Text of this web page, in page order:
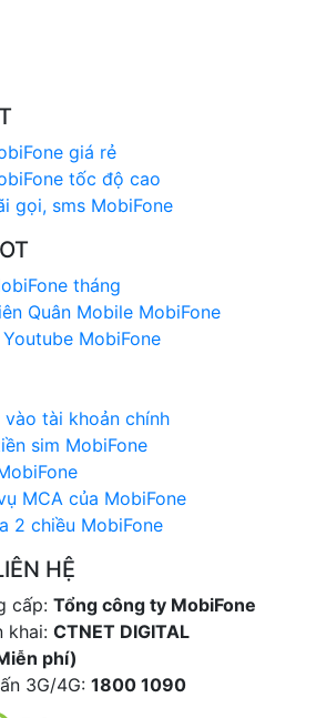
giá rẻ
tốc độ cao
gọi, sms MobiFone
tháng
Quân Mobile MobiFone
MobiFone
tài khoản chính
sim MobiFone
MCA của MobiFone
2 chiều MobiFone
HỆ
cấp: Tổng công ty MobiFone
khai: CTNET DIGITAL
phí)
3G/4G: 1800 1090